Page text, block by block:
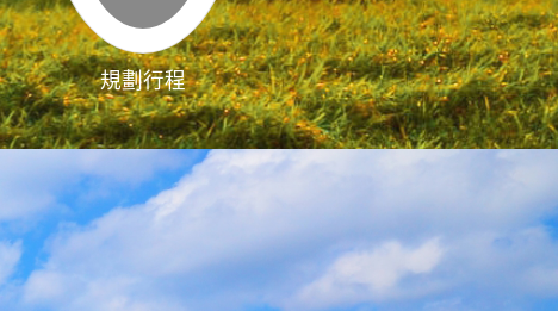
規劃行程 影像直播